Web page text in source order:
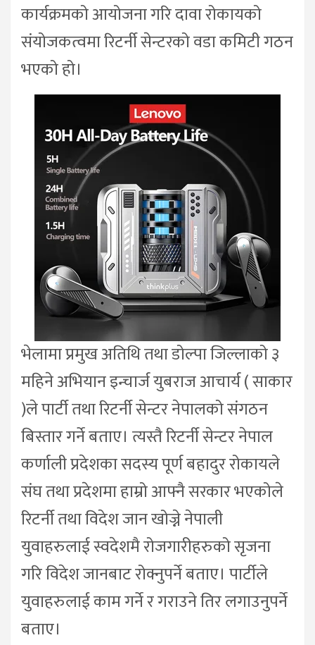
कार्यक्रमको आयोजना गरि दावा रोकायको
संयोजकत्वमा रिटर्नी सेन्टरको वडा कमिटी गठन
भएको हो।
भेलामा प्रमुख अतिथि तथा डोल्पा जिल्लाको ३
महिने अभियान इन्चार्ज युबराज आचार्य ( साकार
)ले पार्टी तथा रिटर्नी सेन्टर नेपालको संगठन
बिस्तार गर्ने बताए। त्यस्तै रिटर्नी सेन्टर नेपाल
कर्णाली प्रदेशका सदस्य पूर्ण बहादुर रोकायले
संघ तथा प्रदेशमा हाम्रो आफ्नै सरकार भएकोले
रिटर्नी तथा विदेश जान खोज्ने नेपाली
युवाहरुलाई स्वदेशमै रोजगारीहरुको सृजना
गरि विदेश जानबाट रोक्नुपर्ने बताए। पार्टीले
युवाहरुलाई काम गर्ने र गराउने तिर लगाउनुपर्ने
बताए।